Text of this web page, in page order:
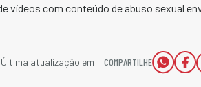
vídeos com conteúdo de abuso sexual
atualização em:
COMPARTILHE